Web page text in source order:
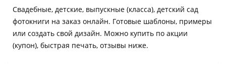
Свадебные, детские, выпускные (класса), детский сад
фотокниги на заказ онлайн. Готовые шаблоны, примеры
или создать свой дизайн. Можно купить по акции
(купон), быстрая печать, отзывы ниже.